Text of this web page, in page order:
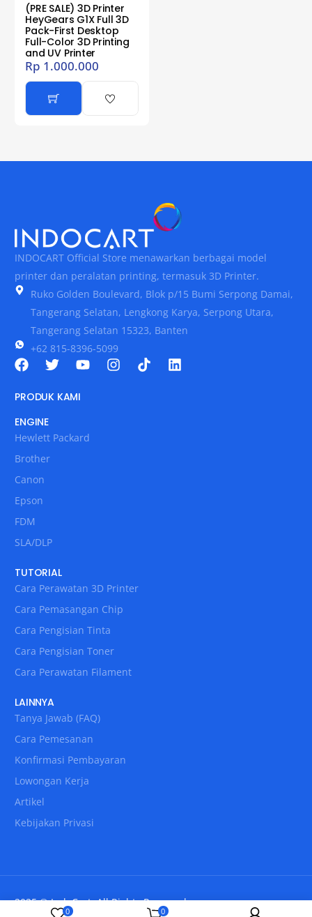
0 0
(PRE SALE) 3D Printer
HeyGears G1X Full 3D
Pack-First Desktop
Full-Color 3D Printing
and UV Printer
Rp 1.000.000
INDOCART Official Store menawarkan berbagai model
printer dan peralatan printing, termasuk 3D Printer.
Ruko Golden Boulevard, Blok p/15 Bumi Serpong Damai,
Tangerang Selatan, Lengkong Karya, Serpong Utara,
Tangerang Selatan 15323, Banten
+62 815-8396-5099
PRODUK KAMI
ENGINE
Hewlett Packard
Brother
Canon
Epson
FDM
SLA/DLP
TUTORIAL
Cara Perawatan 3D Printer
Cara Pemasangan Chip
Cara Pengisian Tinta
Cara Pengisian Toner
Cara Perawatan Filament
LAINNYA
Tanya Jawab (FAQ)
Cara Pemesanan
Konfirmasi Pembayaran
Lowongan Kerja
Artikel
Kebijakan Privasi
2025 © IndoCart. All Rights Reserved.